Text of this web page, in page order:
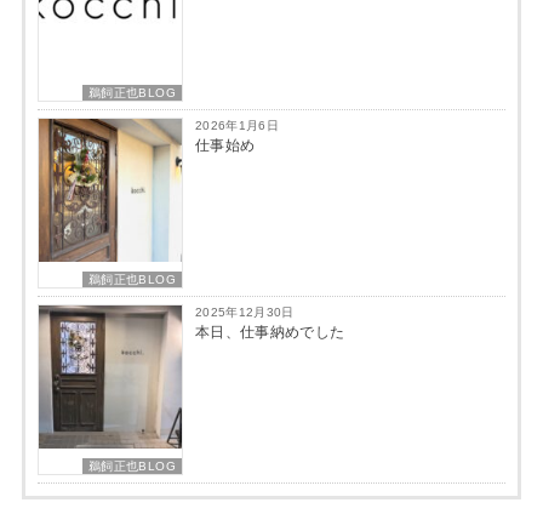
鵜飼正也BLOG
鵜飼正也BLOG
2026年1月6日
仕事始め
鵜飼正也BLOG
2025年12月30日
本日、仕事納めでした